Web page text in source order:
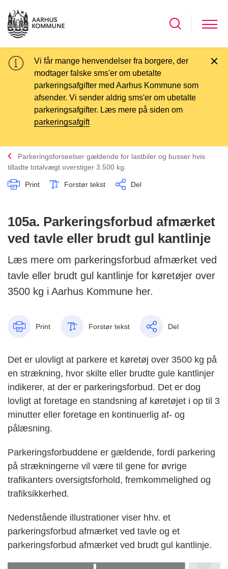
Vi får mange henvendelser fra borgere, der
modtager falske sms'er om ubetalte
parkeringsafgifter med Aarhus Kommune som
afsender. Vi sender aldrig sms'er om ubetalte
parkeringsafgifter. Læs mere på siden om
parkeringsafgift
Parkeringsforseelser gældende for lastbiler og busser hvis
tilladte totalvægt overstiger 3.500 kg.
Print Forstør tekst Del
105a. Parkeringsforbud afmærket
ved tavle eller brudt gul kantlinje
Læs mere om parkeringsforbud afmærket ved
tavle eller brudt gul kantlinje for køretøjer over
3500 kg i Aarhus Kommune her.
Print Forstør tekst Del
Det er ulovligt at parkere et køretøj over 3500 kg på
en strækning, hvor skilte eller brudte gule kantlinjer
indikerer, at der er parkeringsforbud. Det er dog
lovligt at foretage en standsning af køretøjet i op til 3
minutter eller foretage en kontinuerlig af- og
pålæsning.
Parkeringsforbuddene er gældende, fordi parkering
på strækningerne vil være til gene for øvrige
trafikanters oversigtsforhold, fremkommelighed og
trafiksikkerhed.
Nedenstående illustrationer viser hhv. et
parkeringsforbud afmærket ved tavle og et
parkeringsforbud afmærket ved brudt gul kantlinje.